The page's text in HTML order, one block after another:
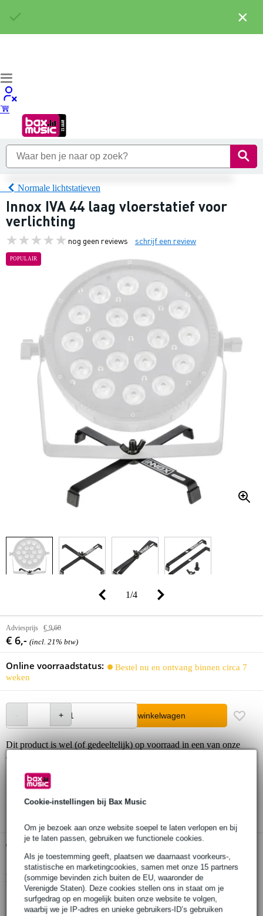
Cookie-instellingen bij Bax Music
Om je bezoek aan onze website soepel te laten verlopen en bij
je te laten passen, gebruiken we functionele cookies.
Als je toestemming geeft, plaatsen we daarnaast voorkeurs-,
statistische en marketingcookies, samen met onze 15 partners
(sommige bevinden zich buiten de EU, waaronder de
Verenigde Staten). Deze cookies stellen ons in staat om je
surfgedrag op en mogelijk buiten onze website te volgen,
waarbij we je IP-adres en unieke gebruikers-ID’s gebruiken
Normale lichtstatieven
Innox IVA 44 laag vloerstatief voor
verlichting
nog geen reviews schrijf een review
POPULAIR
1/4
Adviesprijs € 9,60
€ 6,- (incl. 21% btw)
Online voorraadstatus:
Bestel nu en ontvang binnen circa 7
weken
In winkelwagen
Dit product is wel (of gedeeltelijk) op voorraad in een van onze
Bax Music winkels
30 dagen 'niet goed geld terug' garantie
3 jaar Bax Music garantie
Gratis ophalen in de winkel
Productinformatie
Innox IVA 44
×